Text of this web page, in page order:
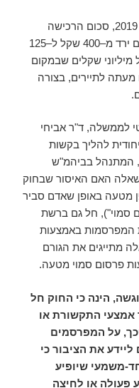
לפי ההנחיות, שנכנסו לתוקף בינואר 2019, סכום הרכישה
המינימלי לקבלת החזר מע"מ לתיירים ירד מ–400 שקל ל–125
שקלים שבמקום
מעתה לתיירים, בצורה
לממשלה, ד"ר אביחי
להליך בקשות
המתנהל בביהמ"ש
האם האיסור שבחוק
מטעה באופן שאדם סביר
סמוי"), חל גם ברשת
המפרסמות באמצעות
מתייגים את הגורם
פרסום סמוי מטעה.
הינה כי החוק חל
התקשורת או
על המפרסמים
את הציבור כי
משמעי שיופיע
פעולה או לחיצה